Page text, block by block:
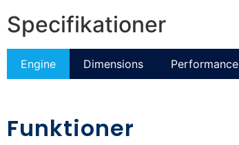
Specifikationer
Engine Dimensions Performance
Funktioner